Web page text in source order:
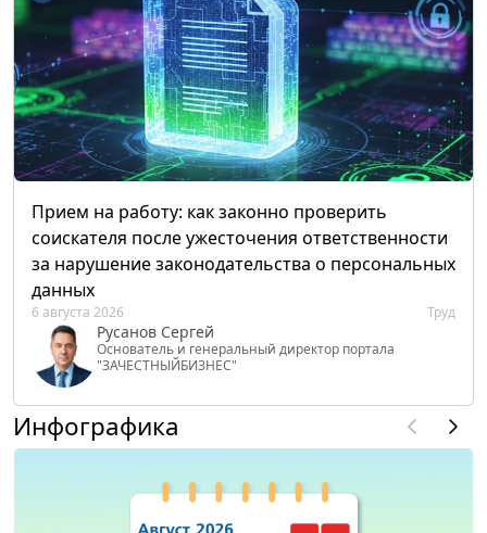
Прием на работу: как законно проверить
соискателя после ужесточения ответственности
за нарушение законодательства о персональных
данных
6 августа 2026 Труд
Русанов Сергей
Основатель и генеральный директор портала
"ЗАЧЕСТНЫЙБИЗНЕС"
Инфографика